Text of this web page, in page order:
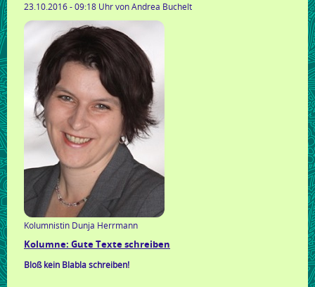
storytelling:
seminar
am
9.11.2016
in
bremen
23.10.2016 - 09:18 Uhrvon Andrea Buchelt
Kolumnistin Dunja Herrmann
Kolumne: Gute Texte schreiben
Bloß kein Blabla schreiben!